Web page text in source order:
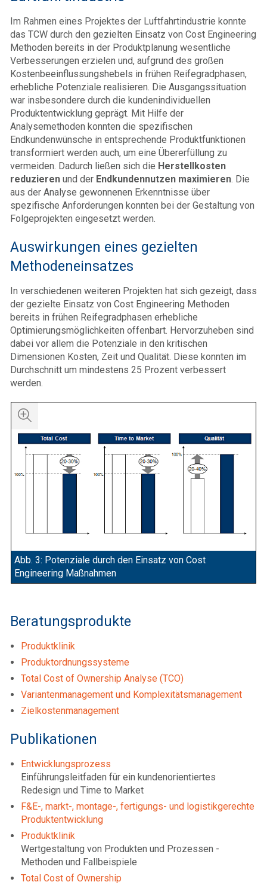
Im Rahmen eines Projektes der Luftfahrtindustrie konnte
das TCW durch den gezielten Einsatz von Cost Engineering
Methoden bereits in der Produktplanung wesentliche
Verbesserungen erzielen und, aufgrund des großen
Kostenbeeinflussungshebels in frühen Reifegradphasen,
erhebliche Potenziale realisieren. Die Ausgangssituation
war insbesondere durch die kundenindividuellen
Produktentwicklung geprägt. Mit Hilfe der
Analysemethoden konnten die spezifischen
Endkundenwünsche in entsprechende Produktfunktionen
transformiert werden auch, um eine Übererfüllung zu
vermeiden. Dadurch ließen sich die Herstellkosten
reduzieren und der Endkundennutzen maximieren. Die
aus der Analyse gewonnenen Erkenntnisse über
spezifische Anforderungen konnten bei der Gestaltung von
Folgeprojekten eingesetzt werden.
Auswirkungen eines gezielten
Methodeneinsatzes
In verschiedenen weiteren Projekten hat sich gezeigt, dass
der gezielte Einsatz von Cost Engineering Methoden
bereits in frühen Reifegradphasen erhebliche
Optimierungsmöglichkeiten offenbart. Hervorzuheben sind
dabei vor allem die Potenziale in den kritischen
Dimensionen Kosten, Zeit und Qualität. Diese konnten im
Durchschnitt um mindestens 25 Prozent verbessert
werden.
Abb. 3: Potenziale durch den Einsatz von Cost
Engineering Maßnahmen
Beratungsprodukte
Produktklinik
Produktordnungssysteme
Total Cost of Ownership Analyse (TCO)
Variantenmanagement und Komplexitätsmanagement
Zielkostenmanagement
Publikationen
Entwicklungsprozess
Einführungsleitfaden für ein kundenorientiertes
Redesign und Time to Market
F&E-, markt-, montage-, fertigungs- und logistikgerechte
Produktentwicklung
Produktklinik
Wertgestaltung von Produkten und Prozessen -
Methoden und Fallbeispiele
Total Cost of Ownership